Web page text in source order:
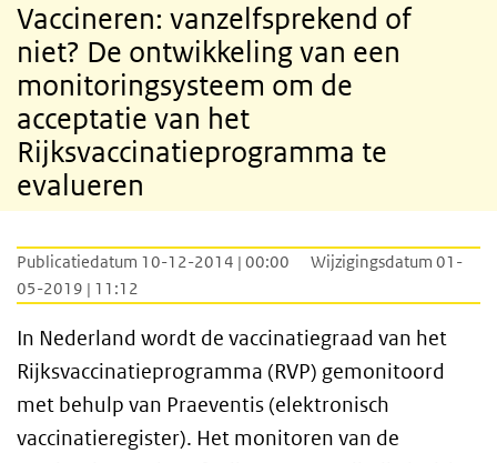
Vaccineren: vanzelfsprekend of
niet? De ontwikkeling van een
monitoringsysteem om de
acceptatie van het
Rijksvaccinatieprogramma te
evalueren
Publicatiedatum 10-12-2014 | 00:00
Wijzigingsdatum 01-
05-2019 | 11:12
In Nederland wordt de vaccinatiegraad van het
Rijksvaccinatieprogramma (RVP) gemonitoord
met behulp van Praeventis (elektronisch
vaccinatieregister). Het monitoren van de